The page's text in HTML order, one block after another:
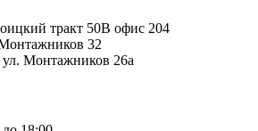
тракт 50В офис 204
32
ул. Монтажников 26а